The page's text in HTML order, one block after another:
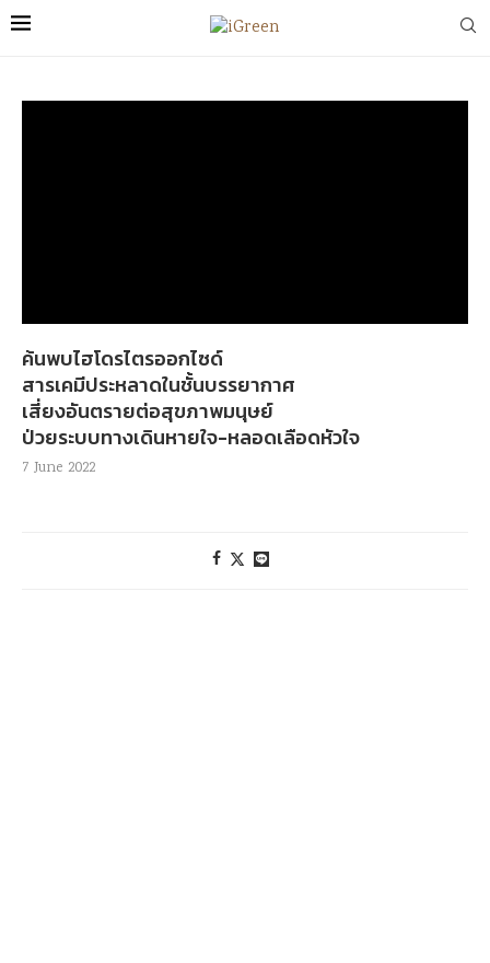
ค้นพบไฮโดรไตรออกไซด์
สารเคมีประหลาดในชั้นบรรยากาศ
เสี่ยงอันตรายต่อสุขภาพมนุษย์
ป่วยระบบทางเดินหายใจ-หลอดเลือดหัวใจ
7 June 2022